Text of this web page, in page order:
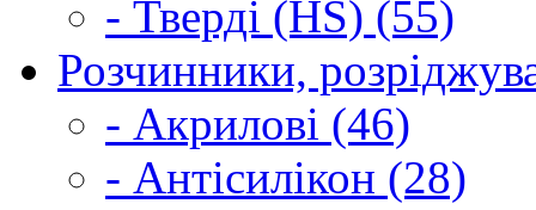
- Тверді (HS) (55)
Розчинники,
- Акрилові (46)
- Антісилікон (28)